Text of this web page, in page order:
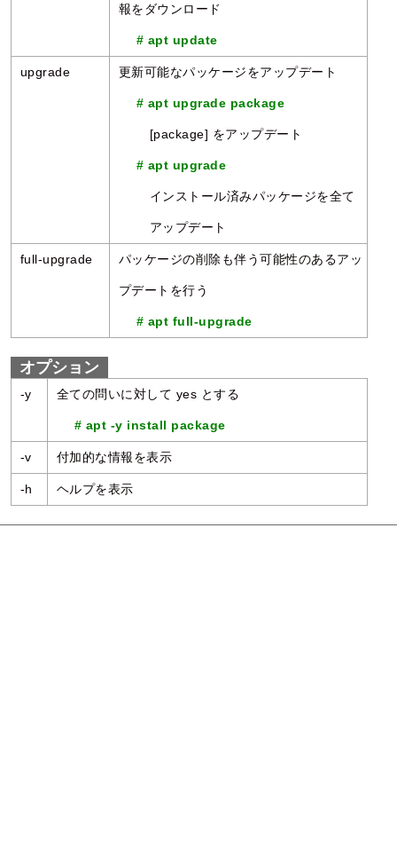
報をダウンロード
# apt update
upgrade 更新可能なパッケージをアップデート
# apt upgrade package
[package] をアップデート
# apt upgrade
インストール済みパッケージを全て
アップデート
full-upgrade パッケージの削除も伴う可能性のあるアッ
プデートを行う
# apt full-upgrade
オプション
-y 全ての問いに対して yes とする
# apt -y install package
-v 付加的な情報を表示
-h ヘルプを表示